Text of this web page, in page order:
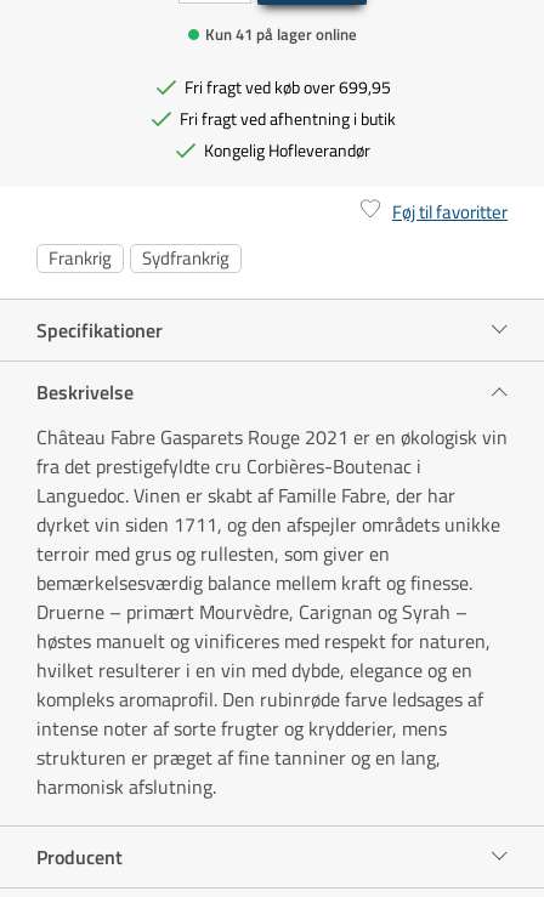
Kun 41 på lager online
Fri fragt ved køb over 699,95
Fri fragt ved afhentning i butik
Kongelig Hofleverandør
Føj til favoritter
Frankrig
Sydfrankrig
Specifikationer
Beskrivelse
Château Fabre Gasparets Rouge 2021 er en økologisk vin
fra det prestigefyldte cru Corbières-Boutenac i
Languedoc. Vinen er skabt af Famille Fabre, der har
dyrket vin siden 1711, og den afspejler områdets unikke
terroir med grus og rullesten, som giver en
bemærkelsesværdig balance mellem kraft og finesse.
Druerne – primært Mourvèdre, Carignan og Syrah –
høstes manuelt og vinificeres med respekt for naturen,
hvilket resulterer i en vin med dybde, elegance og en
kompleks aromaprofil. Den rubinrøde farve ledsages af
intense noter af sorte frugter og krydderier, mens
strukturen er præget af fine tanniner og en lang,
harmonisk afslutning.
Producent